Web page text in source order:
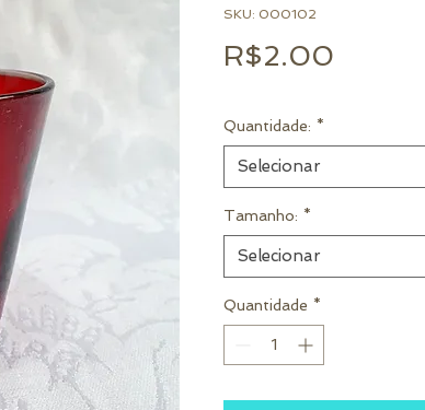
SKU: 000102
R$2.00
Quantidade: *
Selecionar
Tamanho: *
Selecionar
Quantidade *